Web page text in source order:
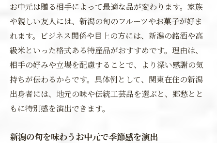
お中元は贈る相手によって最適な品が変わります。家族
や親しい友人には、新潟の旬のフルーツやお菓子が好ま
れます。ビジネス関係や目上の方には、新潟の銘酒や高
級米といった格式ある特産品がおすすめです。理由は、
相手の好みや立場を配慮することで、より深い感謝の気
持ちが伝わるからです。具体例として、関東在住の新潟
出身者には、地元の味や伝統工芸品を選ぶと、郷愁とと
もに特別感を演出できます。
新潟の旬を味わうお中元で季節感を演出